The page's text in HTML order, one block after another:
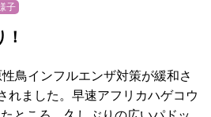
子
鳥インフルエンザ対策が緩和さ
れました。早速アフリカハゲコウ